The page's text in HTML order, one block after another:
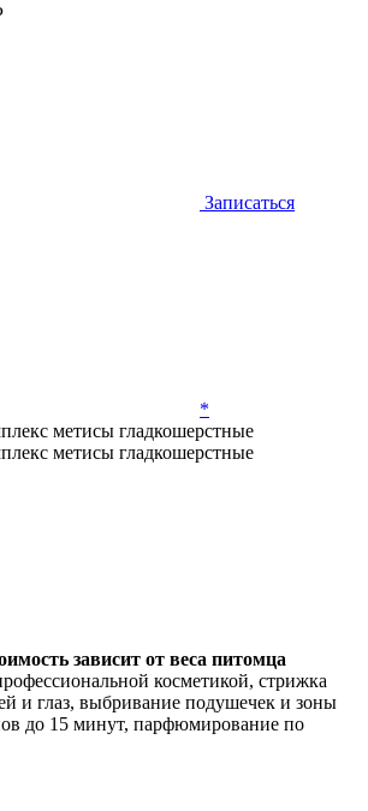
Записаться
*
метисы гладкошерстные
метисы гладкошерстные
зависит от веса питомца
косметикой, стрижка
и глаз, выбривание подушечек и зоны
до 15 минут, парфюмирование по